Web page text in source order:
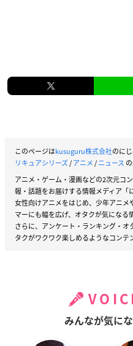
このページはkusuguru株式会社のに
リキュアシリーズ/アニメ/ニュース
アニメ・ゲーム・漫画などの2次元コ
報・話題をお届けする情報メディア「
女性向けアニメをはじめ、少年アニ
マーにも幅を広げ、オタクが気になる
さらに、アンケート・ランキング・
タクがワクワク楽しめるようなコンテ
みんなが気に